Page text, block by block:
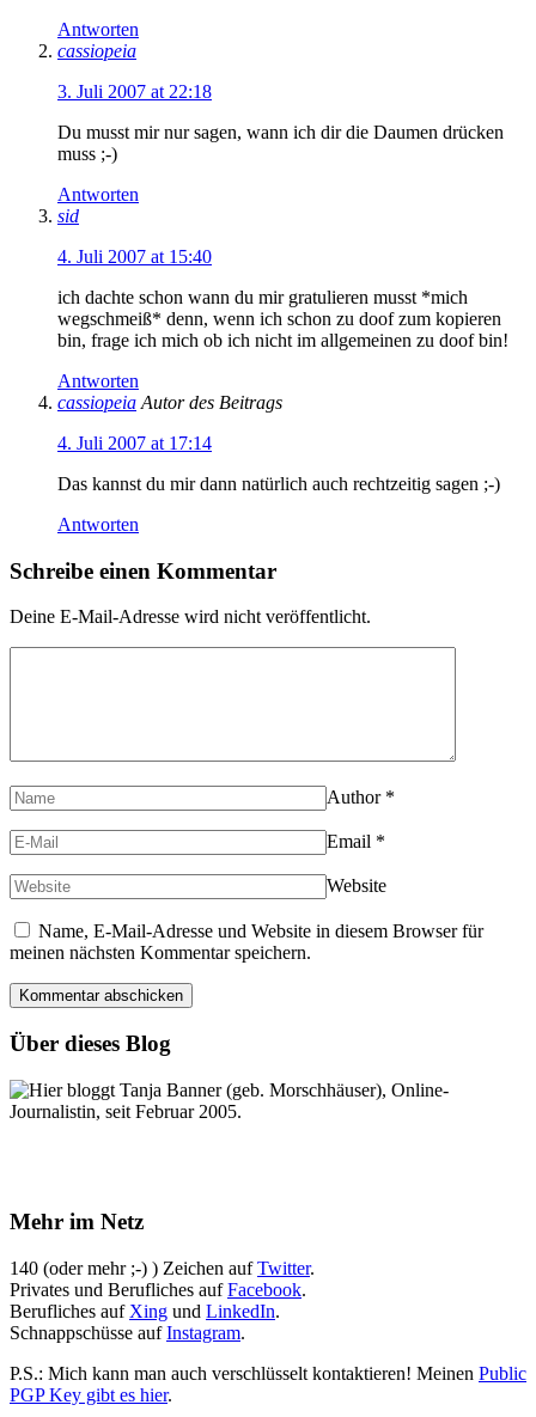
Antworten
cassiopeia
3. Juli 2007 at 22:18
Du musst mir nur sagen, wann ich dir die Daumen drücken
muss ;-)
Antworten
sid
4. Juli 2007 at 15:40
ich dachte schon wann du mir gratulieren musst *mich
wegschmeiß* denn, wenn ich schon zu doof zum kopieren
bin, frage ich mich ob ich nicht im allgemeinen zu doof bin!
Antworten
cassiopeia Autor des Beitrags
4. Juli 2007 at 17:14
Das kannst du mir dann natürlich auch rechtzeitig sagen ;-)
Antworten
Schreibe einen Kommentar
Deine E-Mail-Adresse wird nicht veröffentlicht.
Author *
Email *
Website
Name, E-Mail-Adresse und Website in diesem Browser für
meinen nächsten Kommentar speichern.
Über dieses Blog
Hier bloggt Tanja Banner (geb. Morschhäuser), Online-
Journalistin, seit Februar 2005.
Mehr im Netz
140 (oder mehr ;-) ) Zeichen aufTwitter.
Privates und Berufliches aufFacebook.
Berufliches auf Xing und LinkedIn.
Schnappschüsse aufInstagram.
P.S.: Mich kann man auch verschlüsselt kontaktieren! Meinen Public
PGP Key gibt es hier.